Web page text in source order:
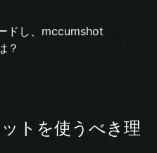
ドし、mccumshot
？
トを使うべき理